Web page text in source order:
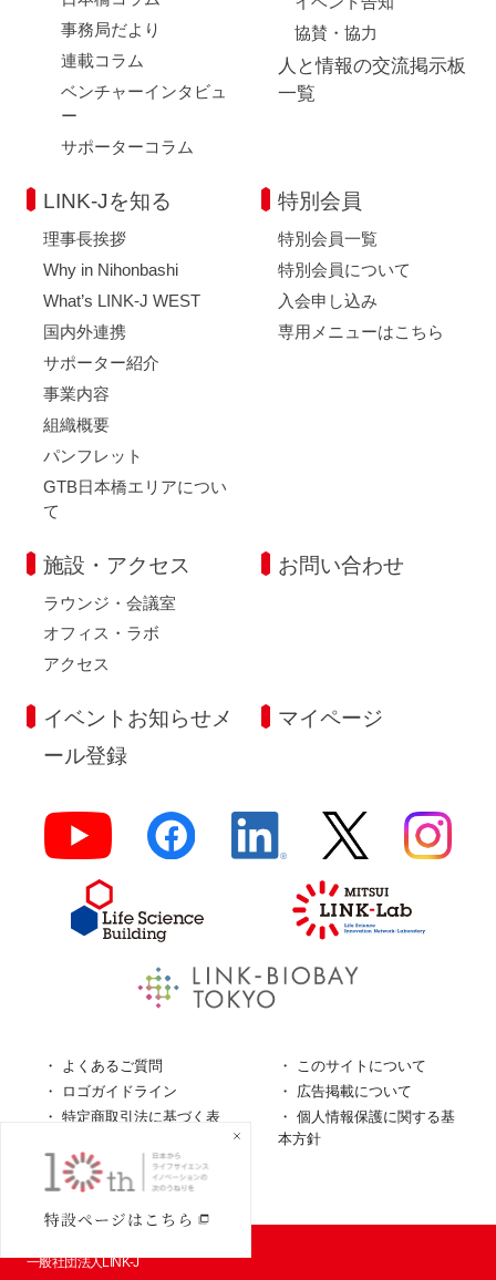
事務局だより
連載コラム
ベンチャーインタビュ
ー
サポーターコラム
協賛・協力
人と情報の交流掲示板
一覧
LINK-Jを知る
理事長挨拶
Why in Nihonbashi
What’s LINK-J WEST
国内外連携
サポーター紹介
事業内容
組織概要
パンフレット
GTB日本橋エリアについ
て
特別会員
特別会員一覧
特別会員について
入会申し込み
専用メニューはこちら
施設・アクセス
ラウンジ・会議室
オフィス・ラボ
アクセス
お問い合わせ
イベントお知らせメ
ール登録
マイページ
よくあるご質問
このサイトについて
ロゴガイドライン
広告掲載について
特定商取引法に基づく表
個人情報保護に関する基
本方針
個人情報の取扱について
一般社団法人LINK-J